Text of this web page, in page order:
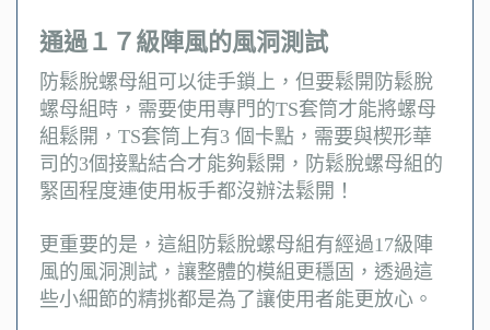
通過１７級陣風的風洞測試
防鬆脫螺母組可以徒手鎖上，但要鬆開防鬆脫
螺母組時，需要使用專門的TS套筒才能將螺母
組鬆開，TS套筒上有3 個卡點，需要與楔形華
司的3個接點結合才能夠鬆開，防鬆脫螺母組的
緊固程度連使用板手都沒辦法鬆開！
更重要的是，這組防鬆脫螺母組有經過17級陣
風的風洞測試，讓整體的模組更穩固，透過這
些小細節的精挑都是為了讓使用者能更放心。